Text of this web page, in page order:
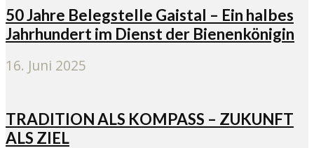
50 Jahre Belegstelle Gaistal – Ein halbes
Jahrhundert im Dienst der Bienenkönigin
16. Juni 2025
TRADITION ALS KOMPASS – ZUKUNFT
ALS ZIEL